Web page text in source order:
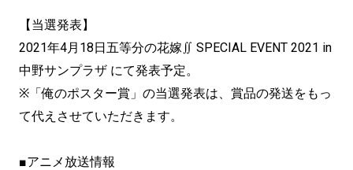
【当選発表】
2021年4月18日五等分の花嫁∬ SPECIAL EVENT 2021 in
中野サンプラザ にて発表予定。
※「俺のポスター賞」の当選発表は、賞品の発送をもっ
て代えさせていただきます。
■アニメ放送情報